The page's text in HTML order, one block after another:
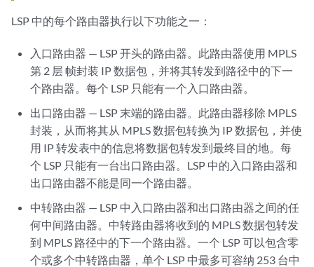
LSP 中的每个路由器执行以下功能之一：
入口路由器 — LSP 开头的路由器。此路由器使用 MPLS
第 2 层 帧封装 IP 数据包，并将其转发到路径中的下一
个路由器。每个 LSP 只能有一个入口路由器。
出口路由器 — LSP 末端的路由器。此路由器移除 MPLS
封装，从而将其从 MPLS 数据包转换为 IP 数据包，并使
用 IP 转发表中的信息将数据包转发到最终目的地。每
个 LSP 只能有一台出口路由器。LSP 中的入口路由器和
出口路由器不能是同一个路由器。
中转路由器 — LSP 中入口路由器和出口路由器之间的任
何中间路由器。中转路由器将收到的 MPLS 数据包转发
到 MPLS 路径中的下一个路由器。一个 LSP 可以包含零
个或多个中转路由器，单个 LSP 中最多可容纳 253 台中